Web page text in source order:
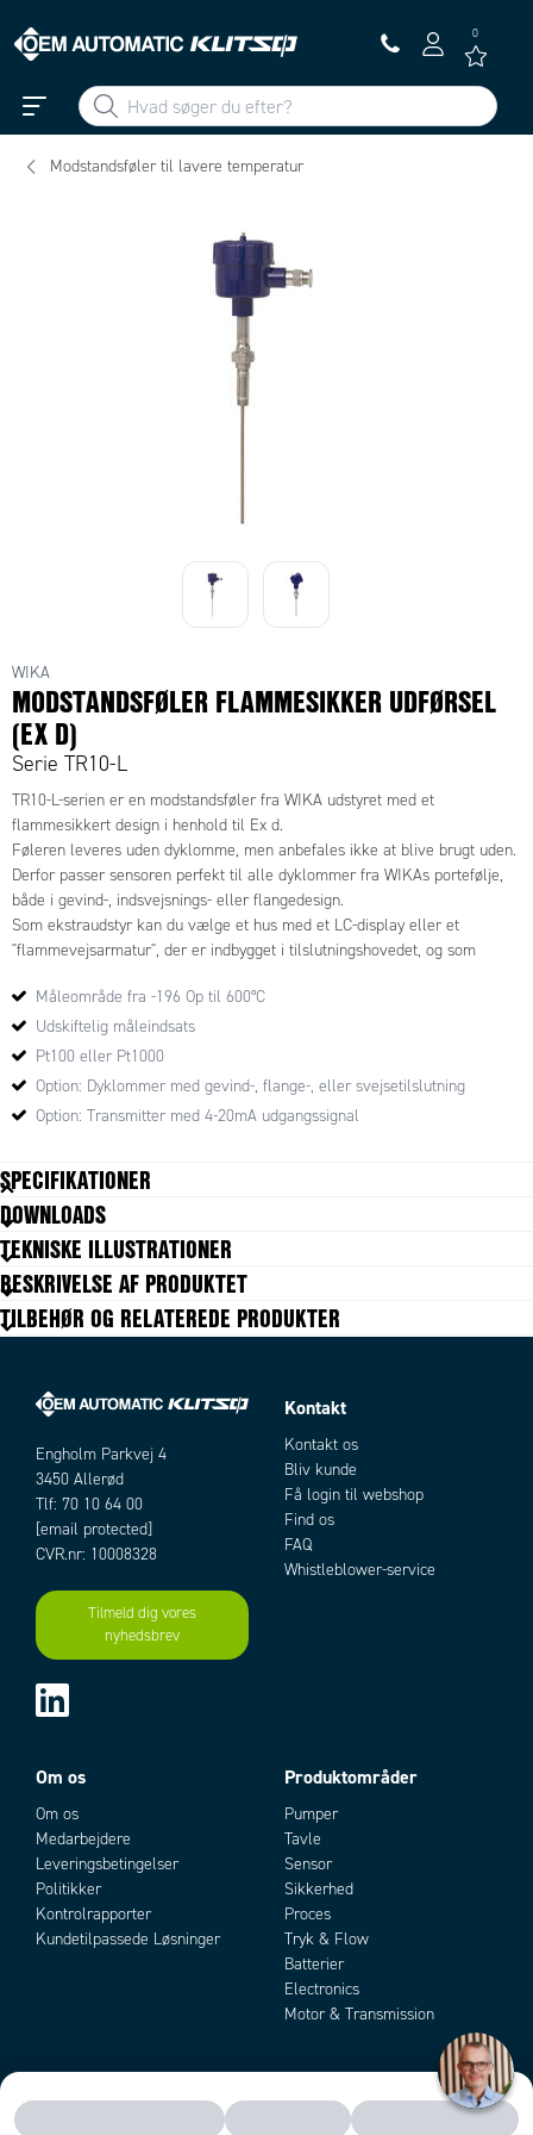
0
Modstandsføler til lavere temperatur
WIKA
MODSTANDSFØLER FLAMMESIKKER UDFØRSEL
(EX D)
Serie TR10-L
TR10-L-serien er en modstandsføler fra WIKA udstyret med et
flammesikkert design i henhold til Ex d.
Føleren leveres uden dyklomme, men anbefales ikke at blive brugt uden.
Derfor passer sensoren perfekt til alle dyklommer fra WIKAs portefølje,
både i gevind-, indsvejsnings- eller flangedesign.
Som ekstraudstyr kan du vælge et hus med et LC-display eller et
"flammevejsarmatur", der er indbygget i tilslutningshovedet, og som
mellemrum.
Måleområde fra -196 Op til 600°C
Udskiftelig måleindsats
Pt100 eller Pt1000
Option: Dyklommer med gevind-, flange-, eller svejsetilslutning
Option: Transmitter med 4-20mA udgangssignal
SPECIFIKATIONER
Indstikslængde
IP-klasse
Material Sensor Body Rustfrit stål 316Ti
Neck length 0,065 m
Omgivelsestemperatur til 80 °C
Plug diameter
Temperaturområde fra
Temperaturområde til 500 °C
DOWNLOADS
TEKNISKE ILLUSTRATIONER
BESKRIVELSE AF PRODUKTET
TILBEHØR OG RELATEREDE PRODUKTER
Engholm Parkvej 4
3450 Allerød
Tlf: 70 10 64 00
[email protected]
CVR.nr: 10008328
Tilmeld dig vores
nyhedsbrev
Kontakt
Kontakt os
Bliv kunde
Få login til webshop
Find os
FAQ
Whistleblower-service
Om os
Om os
Medarbejdere
Leveringsbetingelser
Politikker
Kontrolrapporter
Kundetilpassede Løsninger
Produktområder
Pumper
Tavle
Sensor
Sikkerhed
Proces
Tryk & Flow
Batterier
Electronics
Motor & Transmission